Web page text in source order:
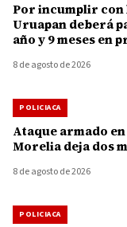
Por incumplir con
Uruapan deberá
año y 9 meses en
8 de agosto de 2026
POLICIACA
Ataque armado
Morelia deja dos
8 de agosto de 2026
POLICIACA